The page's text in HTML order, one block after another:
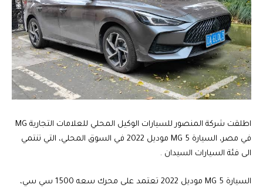
اطلقت شركة المنصور للسيارات الوكيل المحلي للعلامات التجارية MG
في مصر، السيارة MG 5 موديل 2022 في السوق المحلي، التي تنتمي
الى فئة السيارات السيدان .
السيارة MG 5 موديل 2022 تعتمد على محرك سعه 1500 سي سي،